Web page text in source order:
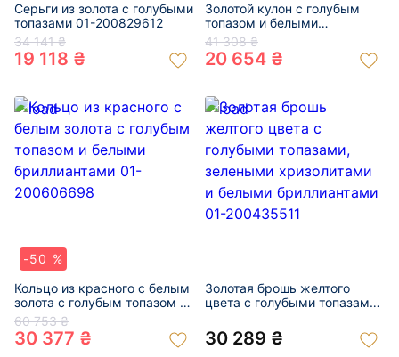
Серьги из золота с голубыми
топазами 01-200829612
34 141 ₴
19 118 ₴
Золотой кулон с голубым
топазом и белыми
бриллиантами 01-
200768464
41 308 ₴
20 654 ₴
-50 %
Кольцо из красного с белым
золота с голубым топазом и
белыми бриллиантами 01-
200606698
60 753 ₴
30 377 ₴
Золотая брошь желтого
цвета с голубыми топазами,
белыми бриллиантами 01-
200435511
30 289 ₴